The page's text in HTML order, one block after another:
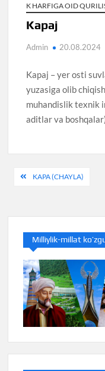
K HARFIGA OID
Kapaj
Admin 20.08.2024
Kapaj – yer osti
yuzasiga olib
muhandislik texnik
aditlar va
PostKAPA (CHAYLA)
Milliylik-millat